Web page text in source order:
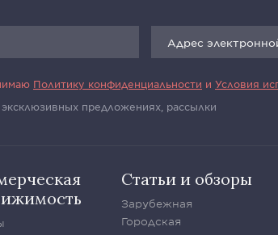
Политику конфиденциальности и Условия
предложениях, рассылки
Статьи и обзоры
Зарубежная
Городская